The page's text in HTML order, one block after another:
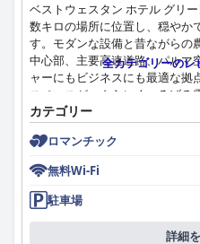
ベストウェスタン ホテル グリ
数キロの場所に位置し、穏やか
す。モダンな設備と昔ながらの
中心部、主要高速道路、パルマ
ャーにもビジネスにも最適な
スペースが、さらにくつろげる
客室は広々として清潔でモダン
音対策も施されているため、一
高い評価を受けており、快適な
テナンスの問題や、4つ星ホテ
か指摘されているものの、客室
て肯定的です。ホテル全体の清
り、客室は清潔で、芝生の手入
全カテゴリーのレ
カテゴリー
ロマンチック
無料Wi-Fi
駐車場
詳細